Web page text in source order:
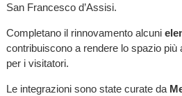
San Francesco d’Assisi.
Completano il rinnovamento alcuni
contribuiscono a rendere lo spazio più
per i visitatori.
Le integrazioni sono state curate da